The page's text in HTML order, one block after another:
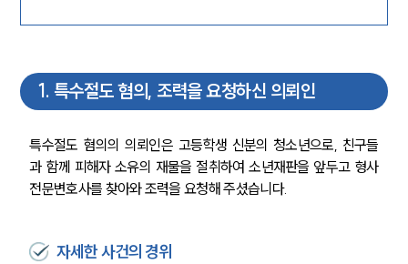
1 . 특수절도 혐의, 조력을 요청하신 의뢰인
특수절도 혐의의 의뢰인은 고등학생 신분의 청소년으로, 친구들
과 함께 피해자 소유의 재물을 절취하여 소년재판을 앞두고 형사
전문변호사를 찾아와 조력을 요청해 주셨습니다.
자세한 사건의 경위